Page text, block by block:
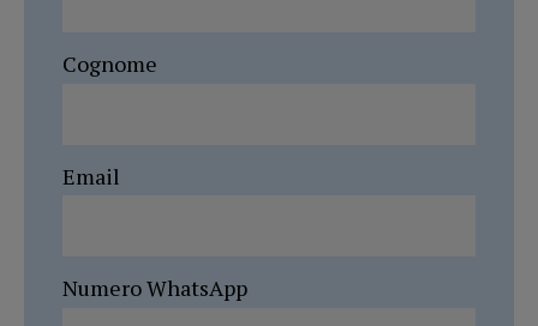
Cognome
Email
Numero WhatsApp